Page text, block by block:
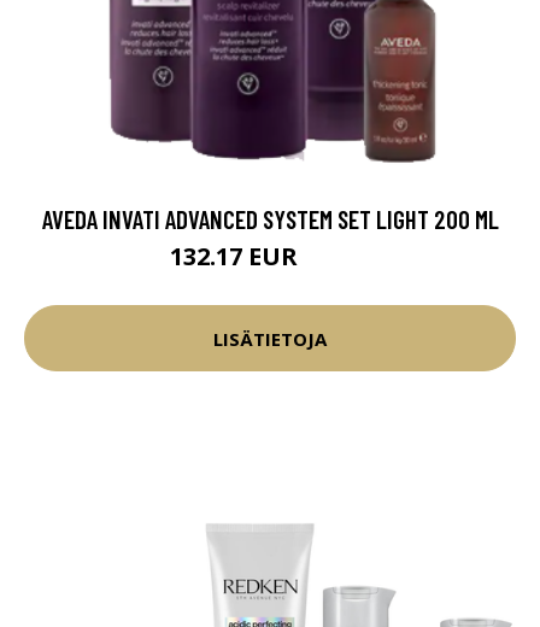
AVEDA INVATI ADVANCED SYSTEM SET LIGHT 200 ML
132.17 EUR
LISÄTIETOJA